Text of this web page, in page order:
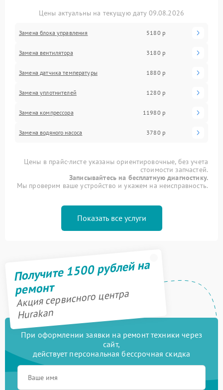
Цены актуальны на текущую дату 09.08.2026
Замена блока управления 5180 р
Замена вентилятора 3180 р
Замена датчика температуры 1880 р
Замена уплотнителей 1280 р
Замена компрессора 11980 р
Замена водяного насоса 3780 р
Цены в прайс-листе указаны ориентировочные, без учета
стоимости запчастей.
Записывайтесь на бесплатную диагностику.
Мы проверим ваше устройство и укажем на неисправность.
Показать все услуги
Получите 1500 рублей на
ремонт
Акция сервисного центра
Hurakan
При оформлении заявки на ремонт техники через
сайт,
действует персональная бессрочная скидка